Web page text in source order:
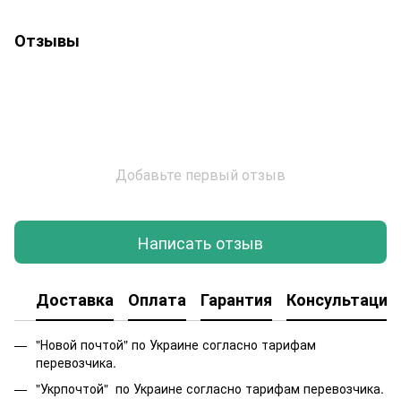
Отзывы
Добавьте первый отзыв
Написать отзыв
Доставка Оплата Гарантия Консультация
"Новой почтой" по Украине согласно тарифам
перевозчика.
"Укрпочтой" по Украине согласно тарифам перевозчика.